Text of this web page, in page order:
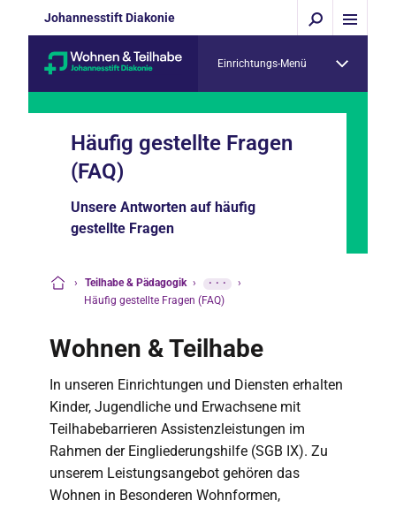
Johannesstift Diakonie
Einrichtungs-Menü
Häufig gestellte Fragen
(FAQ)
Unsere Antworten auf häufig
gestellte Fragen
› Teilhabe & Pädagogik › ···
›
Häufig gestellte Fragen (FAQ)
Wohnen & Teilhabe
In unseren Einrichtungen und Diensten erhalten
Kinder, Jugendliche und Erwachsene mit
Teilhabebarrieren Assistenzleistungen im
Rahmen der Eingliederungshilfe (SGB IX). Zu
unserem Leistungsangebot gehören das
Wohnen in Besonderen Wohnformen,